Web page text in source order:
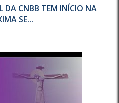
DA CNBB TEM INÍCIO NA
SE...